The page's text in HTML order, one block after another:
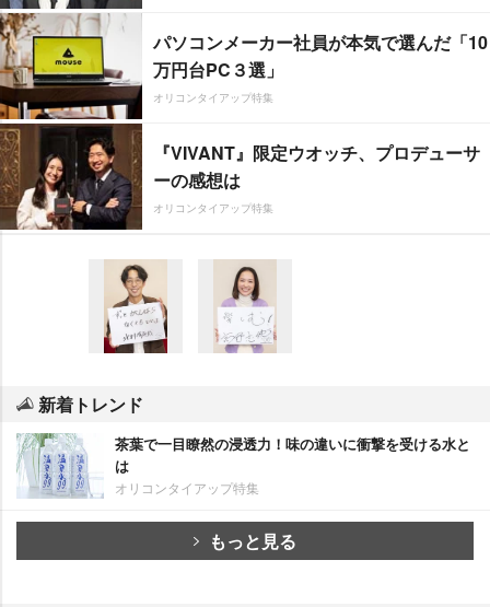
パソコンメーカー社員が本気で選んだ「10
万円台PC３選」
オリコンタイアップ特集
『VIVANT』限定ウオッチ、プロデューサ
ーの感想は
オリコンタイアップ特集
新着トレンド
茶葉で一目瞭然の浸透力！味の違いに衝撃を受ける水と
は
オリコンタイアップ特集
もっと見る